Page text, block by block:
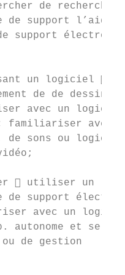
de
support l’aide
support
un logiciel 
de de dessin,
avec un logiciel
familiariser
de sons ou
 utiliser un
de support
avec un logiciel
autonome et se
de gestion